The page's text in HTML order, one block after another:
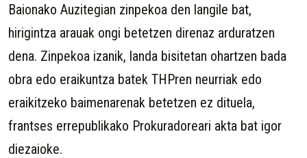
Baionako Auzitegian zinpekoa den langile bat,
hirigintza arauak ongi betetzen direnaz arduratzen
dena. Zinpekoa izanik, landa bisitetan ohartzen bada
obra edo eraikuntza batek THPren neurriak edo
eraikitzeko baimenarenak betetzen ez dituela,
frantses errepublikako Prokuradoreari akta bat igor
diezaioke.